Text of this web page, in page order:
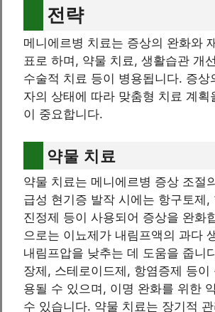
전략
메니에르병 치료는 증상의 완화와
표로 하며, 약물 치료, 생활습관 개
수술적 치료 등이 병용됩니다. 증상
자의 상태에 따라 맞춤형 치료 계획
이 중요합니다.
약물 치료
약물 치료는 메니에르병 증상 조절
급성 현기증 발작 시에는 항구토제,
진정제 등이 사용되어 증상을 완화
으로는 이뇨제가 내림프액의 과다
내림프압을 낮추는 데 도움을 줍니
장제, 스테로이드제, 항염증제 등이
용될 수 있으며, 이명 완화를 위한
수 있습니다. 약물 치료는 장기적